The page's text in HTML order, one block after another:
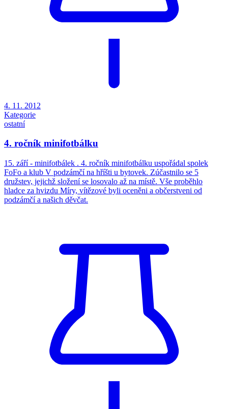
4. 11. 2012
Kategorie
ostatní
4. ročník minifotbálku
15. září - minifotbálek . 4. ročník minifotbálku uspořádal spolek
FoFo a klub V podzámčí na hříšti u bytovek. Zúčastnilo se 5
družstev, jejichž složení se losovalo až na místě. Vše proběhlo
hladce za hvizdu Míry, vítězové byli oceněni a občerstveni od
podzámčí a našich děvčat.